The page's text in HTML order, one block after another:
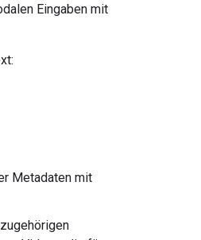
Eingaben mit
Metadaten mit